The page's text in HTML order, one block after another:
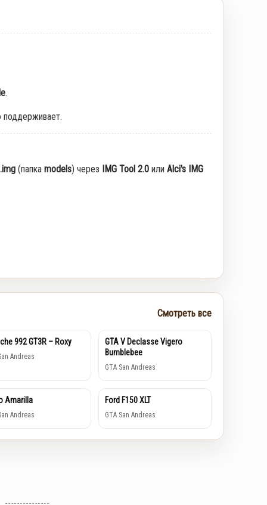
.
поддерживает.
(папка models) через IMG Tool 2.0или Alci's IMG
Смотреть все
992 GT3R – Roxy
Andreas
GTA V Declasse Vigero
Bumblebee
GTA San Andreas
Amarilla
Andreas
Ford F150 XLT
GTA San Andreas